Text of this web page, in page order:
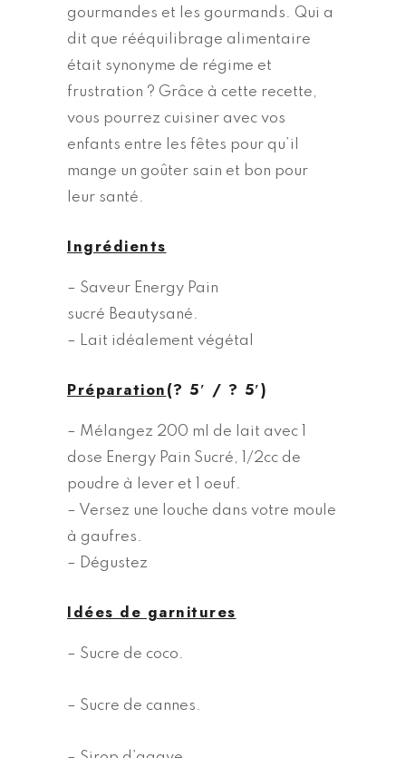
gourmandes et les gourmands. Qui a
dit que rééquilibrage alimentaire
était synonyme de régime et
frustration ? Grâce à cette recette,
vous pourrez cuisiner avec vos
enfants entre les fêtes pour qu’il
mange un goûter sain et bon pour
leur santé.
Ingrédients
– Saveur Energy Pain
sucré Beautysané.
– Lait idéalement végétal
Préparation(? 5′ / ? 5′)
– Mélangez 200 ml de lait avec 1
dose Energy Pain Sucré, 1/2cc de
poudre à lever et 1 oeuf.
– Versez une louche dans votre moule
à gaufres.
– Dégustez
Idées de garnitures
– Sucre de coco.
– Sucre de cannes.